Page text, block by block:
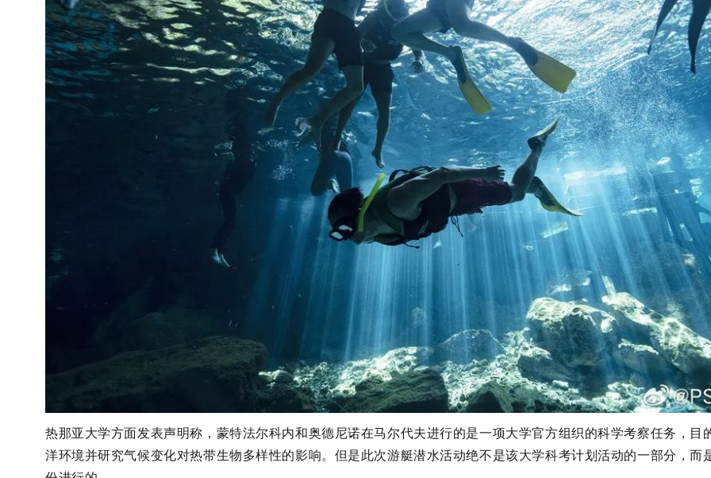
热那亚大学方面发表声明称，蒙特法尔科内和奥德尼诺在马尔代夫进行的是一项大学官方组织的科学考察任务，目
洋环境并研究气候变化对热带生物多样性的影响。但是此次游艇潜水活动绝不是该大学科考计划活动的一部分，而